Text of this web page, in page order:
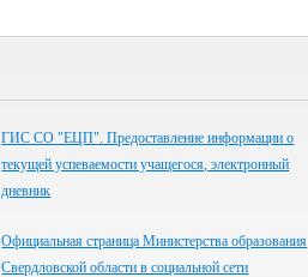
ГИС СО "ЕЦП". Предоставление информации о
текущей успеваемости учащегося, электронный
дневник
Официальная страница Министерства образования
Свердловской области в социальной сети